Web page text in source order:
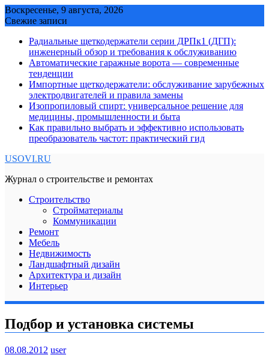
Skip
to
Воскресенье, 9 августа, 2026
Свежие записи
Радиальные щеткодержатели серии ДРПк1 (ДГП):
инженерный обзор и требования к обслуживанию
Автоматические гаражные ворота — современные
тенденции
Импортные щеткодержатели: обслуживание зарубежных
электродвигателей и правила замены
Изопропиловый спирт: универсальное решение для
медицины, промышленности и быта
Как правильно выбрать и эффективно использовать
преобразователь частот: практический гид
USOVI.RU
Журнал о строительстве и ремонтах
Строительство
Стройматериалы
Коммуникации
Ремонт
Мебель
Недвижимость
Ландшафтный дизайн
Архитектура и дизайн
Интерьер
Подбор и установка системы
08.08.2012 user